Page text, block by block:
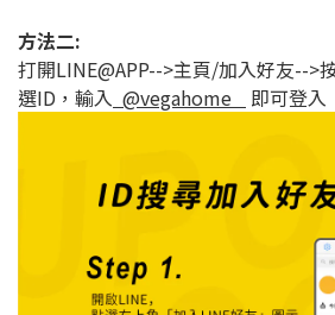
方法二:
打開LINE@APP-->主頁/加入好友-->
選ID，輸入 @vegahome 即可登入